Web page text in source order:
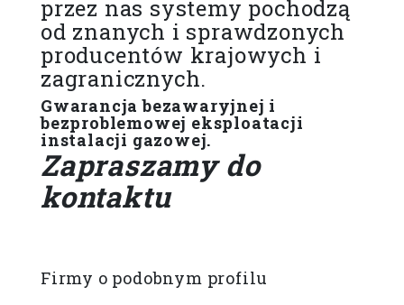
przez nas systemy pochodzą
od znanych i sprawdzonych
producentów krajowych i
zagranicznych.
Gwarancja bezawaryjnej i
bezproblemowej eksploatacji
instalacji gazowej.
Zapraszamy do
kontaktu
Firmy o podobnym profilu